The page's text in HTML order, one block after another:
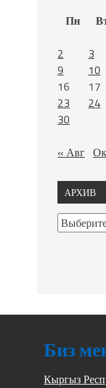
Пн
2
3
9
10
16
17
23
24
30
« Авг
АРХИВ
Биз
Кыргыз